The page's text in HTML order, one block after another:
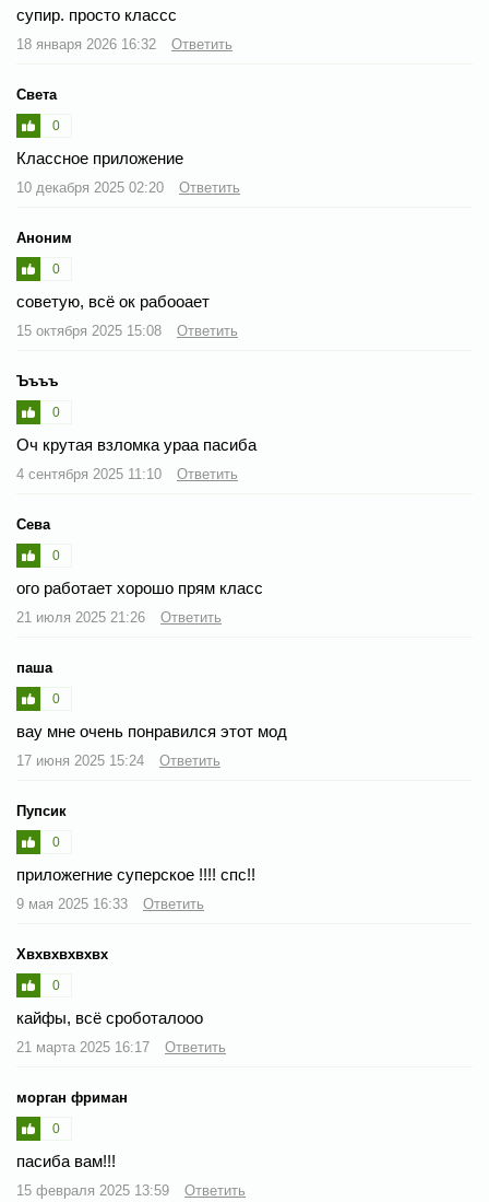
супир. просто классс
18 января 2026 16:32 Ответить
Света
0
Классное приложение
10 декабря 2025 02:20 Ответить
Аноним
0
советую, всё ок рабооает
15 октября 2025 15:08 Ответить
Ъъъъ
0
Оч крутая взломка ураа пасиба
4 сентября 2025 11:10 Ответить
Сева
0
ого работает хорошо прям класс
21 июля 2025 21:26 Ответить
паша
0
вау мне очень понравился этот мод
17 июня 2025 15:24 Ответить
Пупсик
0
приложегние суперское !!!! спс!!
9 мая 2025 16:33 Ответить
Хвхвхвхвхвх
0
кайфы, всё сроботалооо
21 марта 2025 16:17 Ответить
морган фриман
0
пасиба вам!!!
15 февраля 2025 13:59 Ответить